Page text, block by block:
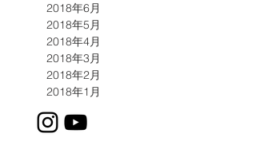
2018年6月
2018年5月
2018年4月
2018年3月
2018年2月
2018年1月